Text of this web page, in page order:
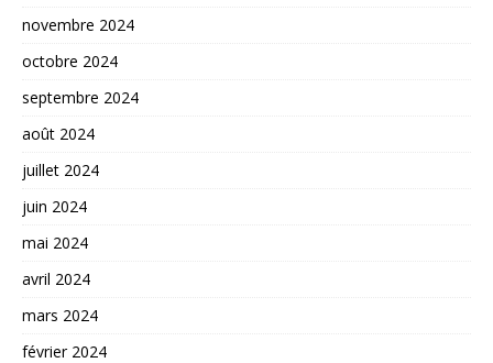
novembre 2024
octobre 2024
septembre 2024
août 2024
juillet 2024
juin 2024
mai 2024
avril 2024
mars 2024
février 2024